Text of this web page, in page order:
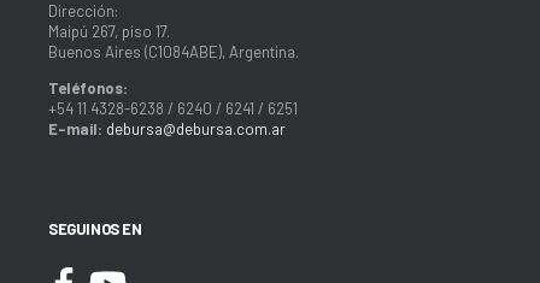
Dirección:
Maipú 267, piso 17.
Buenos Aires (C1084ABE), Argentina.
Teléfonos:
+54 11 4328-6238 / 6240 / 6241 / 6251
E-mail: debursa@debursa.com.ar
SEGUINOS EN